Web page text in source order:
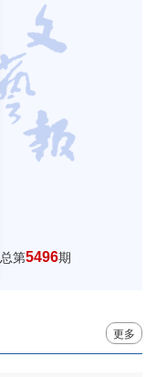
总第5496期
更多